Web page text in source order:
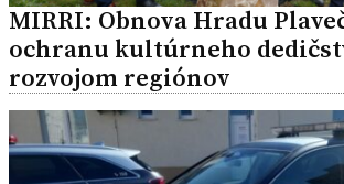
MIRRI: Obnova Hradu
ochranu kultúrneho
rozvojom regiónov